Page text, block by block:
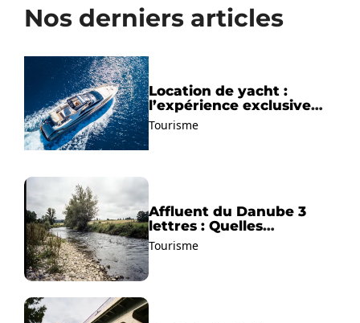
Nos derniers articles
Location de yacht :
l’expérience exclusive
pour découvrir la
Méditerranée autrement
Tourisme
Affluent du Danube 3
lettres : Quelles
solutions trouver ?
Tourisme